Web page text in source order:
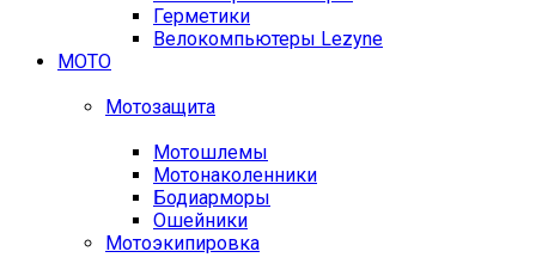
Герметики
Велокомпьютеры Lezyne
МОТО
Мотозащита
Мотошлемы
Мотонаколенники
Бодиарморы
Ошейники
Мотоэкипировка